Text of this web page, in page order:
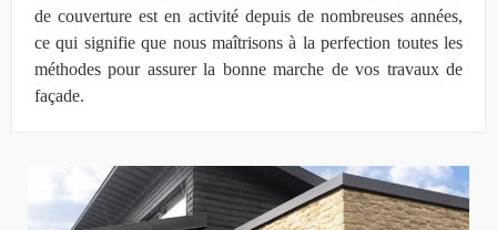
de couverture est en activité depuis de nombreuses années,
ce qui signifie que nous maîtrisons à la perfection toutes les
méthodes pour assurer la bonne marche de vos travaux de
façade.